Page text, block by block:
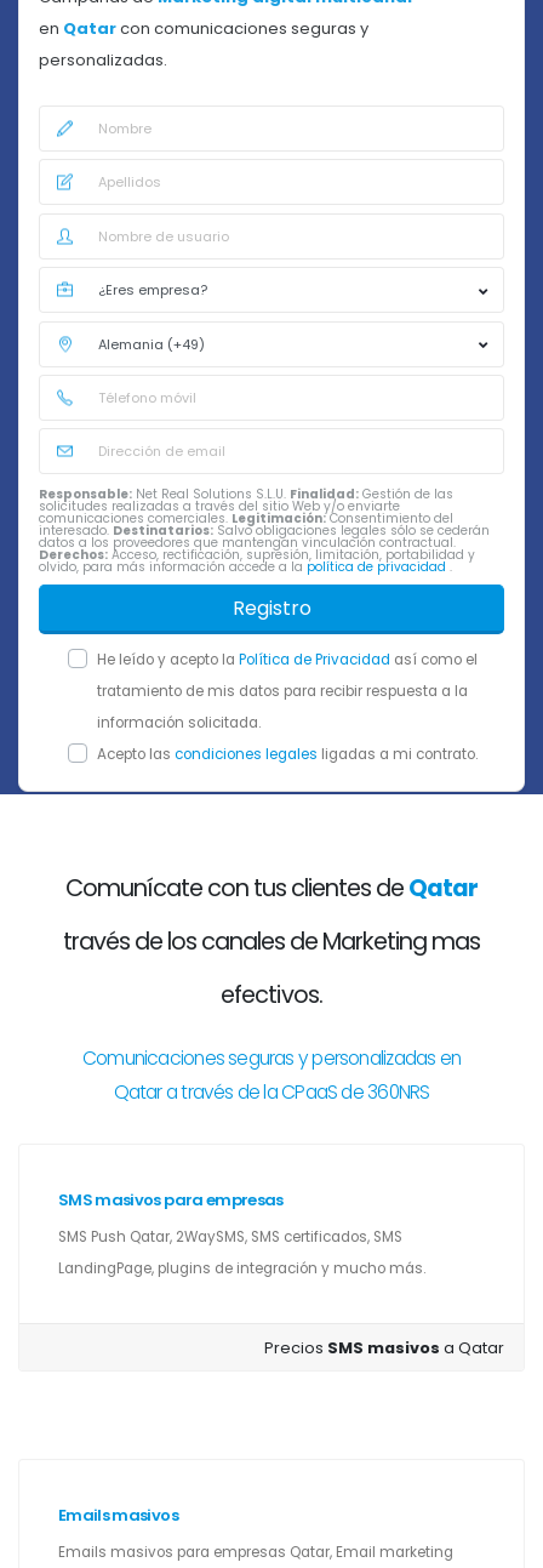
en Qatarcon comunicaciones seguras y
personalizadas.
Responsable: Net Real Solutions S.L.U. Finalidad: Gestión de las
solicitudes realizadas a través del sitio Web y/o enviarte
comunicaciones comerciales. Legitimación:Consentimiento del
interesado. Destinatarios: Salvo obligaciones legales sólo se cederán
datos a los proveedores que mantengan vinculación contractual.
Derechos: Acceso, rectificación, supresión, limitación, portabilidad y
olvido, para más información accede a la política de privacidad .
Registro
He leído y acepto la Política de Privacidad así como el
tratamiento de mis datos para recibir respuesta a la
información solicitada.
Acepto las condiciones legales ligadas a mi contrato.
Comunícate con tus clientes deQatar
través de los canales de Marketing mas
efectivos.
Comunicaciones seguras y personalizadas en
Qatar a través de la CPaaS de 360NRS
SMS masivos para empresas
SMS Push Qatar, 2WaySMS, SMS certificados, SMS
LandingPage, plugins de integración y mucho más.
Precios SMS masivosa Qatar
Emails masivos
Emails masivos para empresas Qatar, Email marketing